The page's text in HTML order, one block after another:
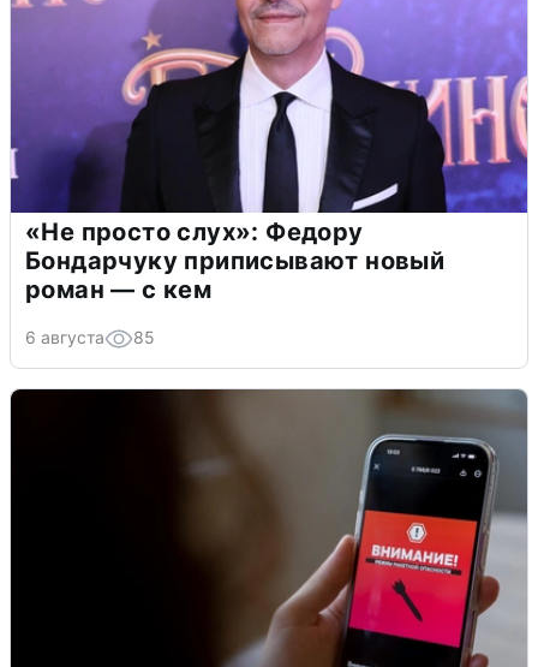
«Не просто слух»: Федору
Бондарчуку приписывают новый
роман — с кем
6 августа 85